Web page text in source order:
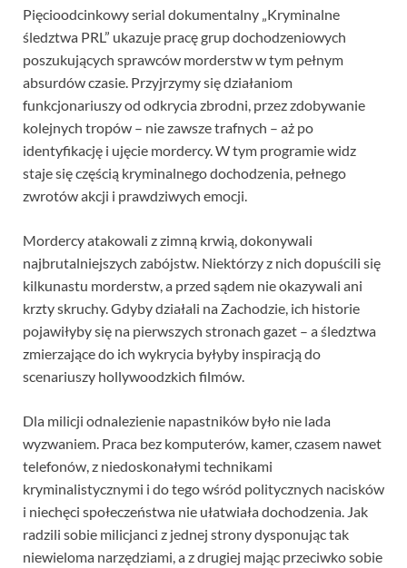
Pięcioodcinkowy serial dokumentalny „Kryminalne
śledztwa PRL” ukazuje pracę grup dochodzeniowych
poszukujących sprawców morderstw w tym pełnym
absurdów czasie. Przyjrzymy się działaniom
funkcjonariuszy od odkrycia zbrodni, przez zdobywanie
kolejnych tropów – nie zawsze trafnych – aż po
identyfikację i ujęcie mordercy. W tym programie widz
staje się częścią kryminalnego dochodzenia, pełnego
zwrotów akcji i prawdziwych emocji.
Mordercy atakowali z zimną krwią, dokonywali
najbrutalniejszych zabójstw. Niektórzy z nich dopuścili się
kilkunastu morderstw, a przed sądem nie okazywali ani
krzty skruchy. Gdyby działali na Zachodzie, ich historie
pojawiłyby się na pierwszych stronach gazet – a śledztwa
zmierzające do ich wykrycia byłyby inspiracją do
scenariuszy hollywoodzkich filmów.
Dla milicji odnalezienie napastników było nie lada
wyzwaniem. Praca bez komputerów, kamer, czasem nawet
telefonów, z niedoskonałymi technikami
kryminalistycznymi i do tego wśród politycznych nacisków
i niechęci społeczeństwa nie ułatwiała dochodzenia. Jak
radzili sobie milicjanci z jednej strony dysponując tak
niewieloma narzędziami, a z drugiej mając przeciwko sobie